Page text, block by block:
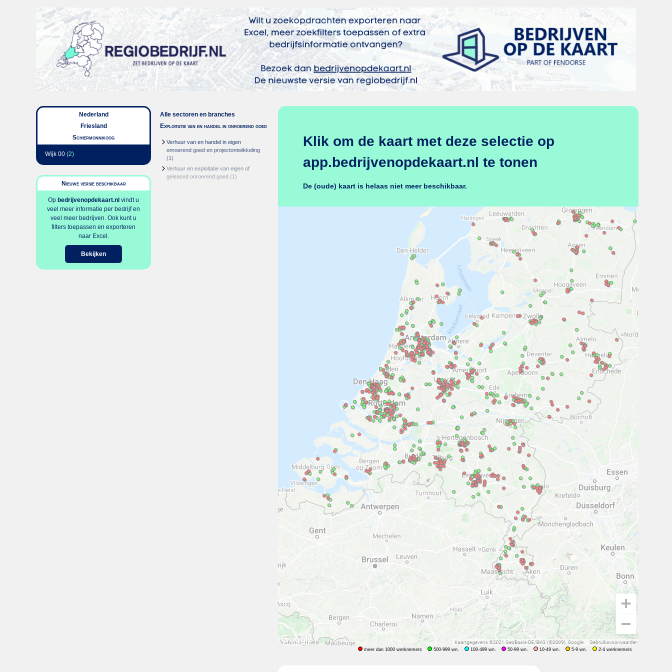
Nederland
Friesland
Schiermonnikoog
Wijk 00 (2)
Nieuwe versie beschikbaar
Op bedrijvenopdekaart.nl vindt u
veel meer informatie per bedrijf en
veel meer bedrijven. Ook kunt u
filters toepassen en exporteren
naar Excel.
Bekijken
Alle sectoren en branches
Exploitatie van en handel in onroerend goed
Verhuur van en handel in eigen
onroerend goed en projectontwikkeling
(1)
Verhuur en exploitatie van eigen of
geleased onroerend goed (1)
Klik om de kaart met deze selectie op
app.bedrijvenopdekaart.nl te tonen
De (oude) kaart is helaas niet meer beschikbaar.
meer dan 1000 werknemers 500-999 wn. 100-499 wn. 50-99 wn. 10-49 wn. 5-9 wn. 2-4 werknemers